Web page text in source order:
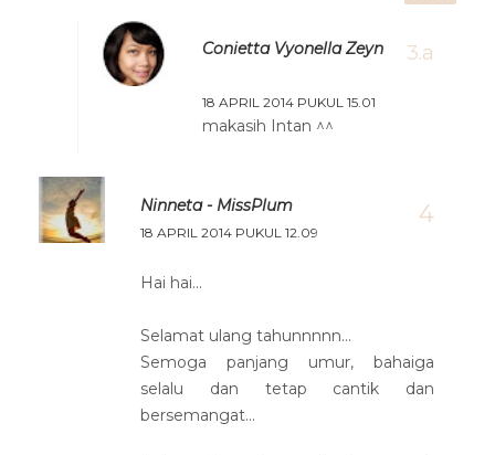
Conietta Vyonella Zeyn
18 APRIL 2014 PUKUL 15.01
makasih Intan ^^
Ninneta - MissPlum
18 APRIL 2014 PUKUL 12.09
Hai hai...
Selamat ulang tahunnnnn...
Semoga panjang umur, bahaiga
selalu dan tetap cantik dan
bersemangat...